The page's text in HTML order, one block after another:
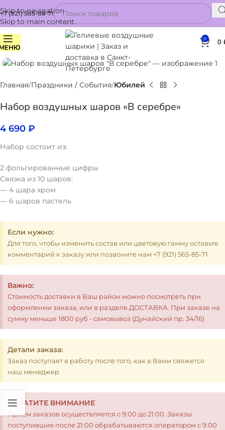
Skip to navigation
Skip to main content
+7 (921) 565-85-71
0 0
Нажмите, чтобы увеличить
Главная Праздники / События Юбилей
Набор воздушных шаров «В серебре»
4 690 ₽
Набор состоит из:
2 фольгированные цифры
Связка из 10 шаров:
— 4 шара хром
— 6 шаров пастель
Если нужно:
Для того, чтобы изменить состав или цветовую гамму оставьте
комментарий к заказу или позвоните нам +7 (921) 565-85-71
Важно:
Стоимость доставки в Ваш район можно посмотреть при
оформлении заказа, или в разделе ДОСТАВКА. При заказе на
сумму меньше 1800 руб - самовывоз (Дунайский пр. 34/16)
Детали заказа:
Заказ поступает в работу после того, как в Вами свяжется
наш менеджер
ОБРАТИТЕ ВНИМАНИЕ
Прием заказов осуществляется с 9:00 до 21:00. Заказы
поступившие после 21:00 обрабатываются оператором с 9:00